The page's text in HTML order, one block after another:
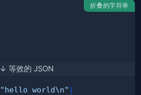
折叠的字符串
↓ 等效的 JSON
"hello world\n"}